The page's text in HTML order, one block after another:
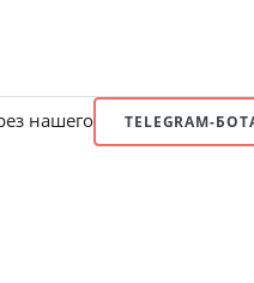
нашего TELEGRAM-